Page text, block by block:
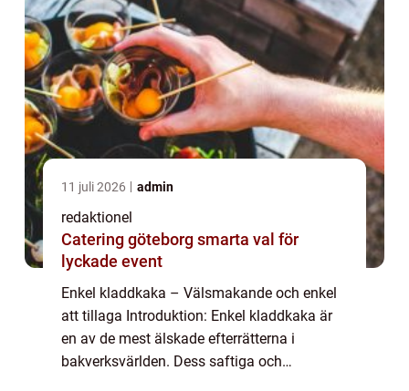
11 juli 2026 admin
redaktionel
Catering göteborg smarta val för
lyckade event
Enkel kladdkaka – Välsmakande och enkel
att tillaga Introduktion: Enkel kladdkaka är
en av de mest älskade efterrätterna i
bakverksvärlden. Dess saftiga och